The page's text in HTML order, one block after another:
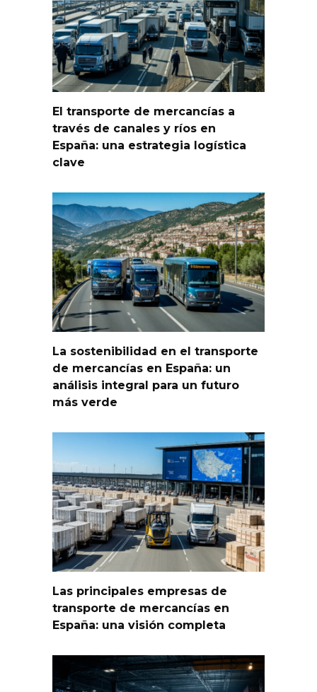
El transporte de mercancías a
través de canales y ríos en
España: una estrategia logística
clave
La sostenibilidad en el transporte
de mercancías en España: un
análisis integral para un futuro
más verde
Las principales empresas de
transporte de mercancías en
España: una visión completa